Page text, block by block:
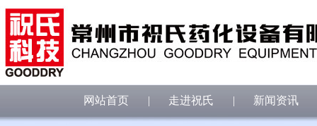
网站首页 | 走进祝氏 | 新闻资讯